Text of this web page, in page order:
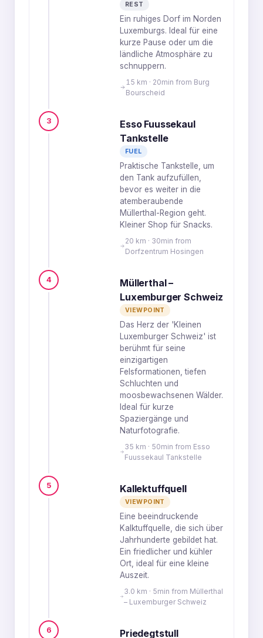
REST
Ein ruhiges Dorf im Norden
Luxemburgs. Ideal für eine
kurze Pause oder um die
ländliche Atmosphäre zu
schnuppern.
15 km · 20min from Burg
Bourscheid
3
Esso Fuussekaul
Tankstelle
FUEL
Praktische Tankstelle, um
den Tank aufzufüllen,
bevor es weiter in die
atemberaubende
Müllerthal-Region geht.
Kleiner Shop für Snacks.
20 km · 30min from
Dorfzentrum Hosingen
4
Müllerthal –
Luxemburger Schweiz
VIEWPOINT
Das Herz der 'Kleinen
Luxemburger Schweiz' ist
berühmt für seine
einzigartigen
Felsformationen, tiefen
Schluchten und
moosbewachsenen Wälder.
Ideal für kurze
Spaziergänge und
Naturfotografie.
35 km · 50min from Esso
Fuussekaul Tankstelle
5 Kallektuffquell
VIEWPOINT
Eine beeindruckende
Kalktuffquelle, die sich über
Jahrhunderte gebildet hat.
Ein friedlicher und kühler
Ort, ideal für eine kleine
Auszeit.
3.0 km · 5min from Müllerthal
– Luxemburger Schweiz
6
Priedegtstull